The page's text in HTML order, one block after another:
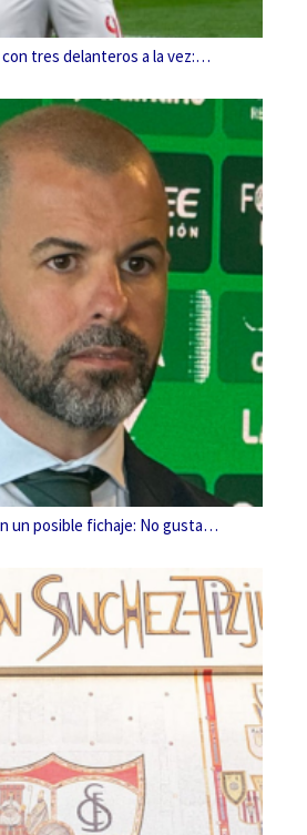
con tres delanteros a la vez:…
un posible fichaje: No gusta…